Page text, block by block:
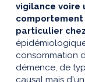
vigilance voire
comportement
particulier
consommation
démence, de
causal mais